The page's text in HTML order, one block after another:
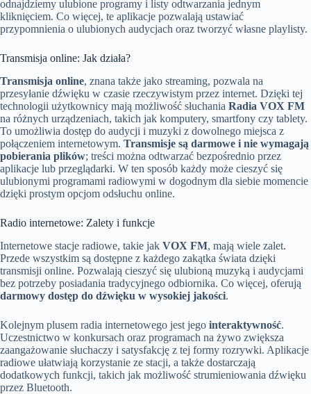
odnajdziemy ulubione programy i listy odtwarzania jednym
kliknięciem. Co więcej, te aplikacje pozwalają ustawiać
przypomnienia o ulubionych audycjach oraz tworzyć własne playlisty.
Transmisja online: Jak działa?
Transmisja online, znana także jako streaming, pozwala na
przesyłanie dźwięku w czasie rzeczywistym przez internet. Dzięki tej
technologii użytkownicy mają możliwość słuchania Radia VOX FM
na różnych urządzeniach, takich jak komputery, smartfony czy tablety.
To umożliwia dostęp do audycji i muzyki z dowolnego miejsca z
połączeniem internetowym. Transmisje są darmowe i nie wymagają
pobierania plików; treści można odtwarzać bezpośrednio przez
aplikacje lub przeglądarki. W ten sposób każdy może cieszyć się
ulubionymi programami radiowymi w dogodnym dla siebie momencie
dzięki prostym opcjom odsłuchu online.
Radio internetowe: Zalety i funkcje
Internetowe stacje radiowe, takie jak VOX FM, mają wiele zalet.
Przede wszystkim są dostępne z każdego zakątka świata dzięki
transmisji online. Pozwalają cieszyć się ulubioną muzyką i audycjami
bez potrzeby posiadania tradycyjnego odbiornika. Co więcej, oferują
darmowy dostęp do dźwięku w wysokiej jakości.
Kolejnym plusem radia internetowego jest jego interaktywność.
Uczestnictwo w konkursach oraz programach na żywo zwiększa
zaangażowanie słuchaczy i satysfakcję z tej formy rozrywki. Aplikacje
radiowe ułatwiają korzystanie ze stacji, a także dostarczają
dodatkowych funkcji, takich jak możliwość strumieniowania dźwięku
przez Bluetooth.